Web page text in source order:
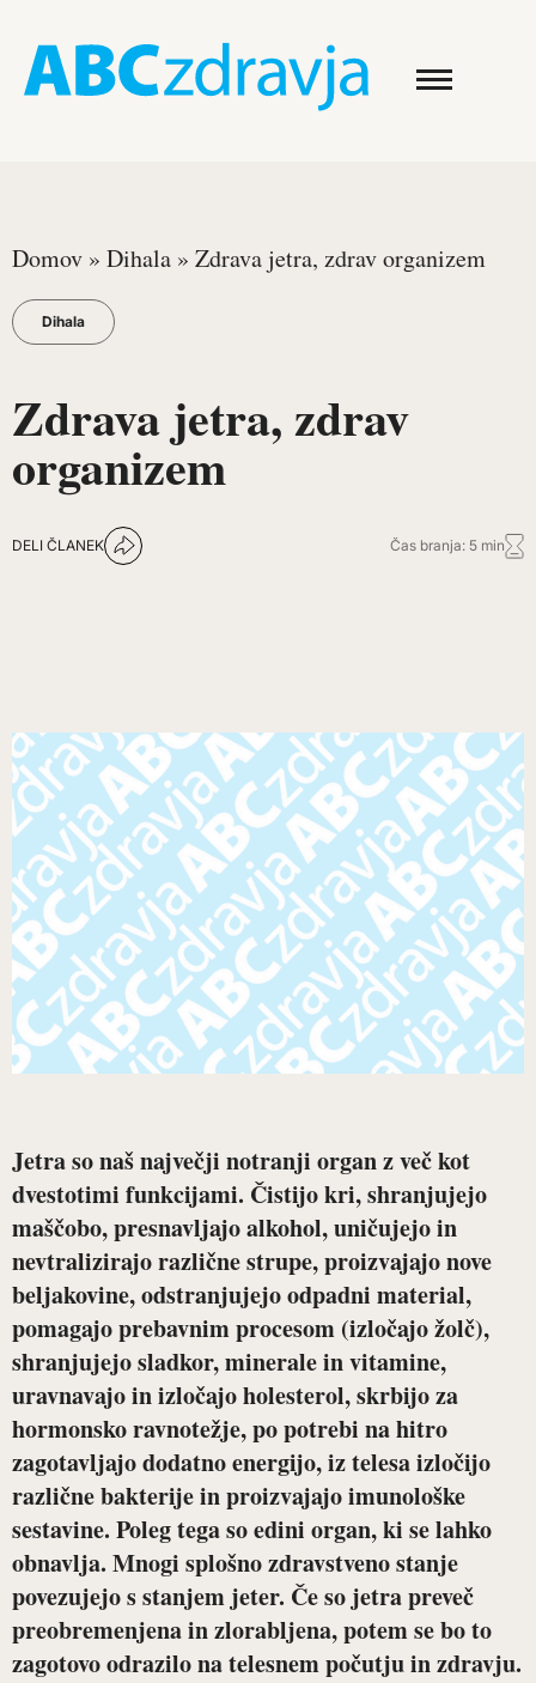
Domov » Dihala » Zdrava jetra, zdrav organizem
Dihala
Zdrava jetra, zdrav
organizem
DELI ČLANEK Čas branja: 5 min
Jetra so naš največji notranji organ z več kot
dvestotimi funkcijami. Čistijo kri, shranjujejo
maščobo, presnavljajo alkohol, uničujejo in
nevtralizirajo različne strupe, proizvajajo nove
beljakovine, odstranjujejo odpadni material,
pomagajo prebavnim procesom (izločajo žolč),
shranjujejo sladkor, minerale in vitamine,
uravnavajo in izločajo holesterol, skrbijo za
hormonsko ravnotežje, po potrebi na hitro
zagotavljajo dodatno energijo, iz telesa izločijo
različne bakterije in proizvajajo imunološke
sestavine. Poleg tega so edini organ, ki se lahko
obnavlja. Mnogi splošno zdravstveno stanje
povezujejo s stanjem jeter. Če so jetra preveč
preobremenjena in zlorabljena, potem se bo to
zagotovo odrazilo na telesnem počutju in zdravju.